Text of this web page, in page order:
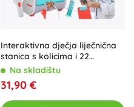
Interaktivna dječja liječnična
stanica s kolicima i 22
dodataka
Na skladištu
31,90 €